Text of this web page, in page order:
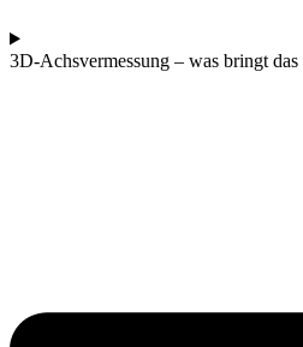
3D-Achsvermessung – was bringt das